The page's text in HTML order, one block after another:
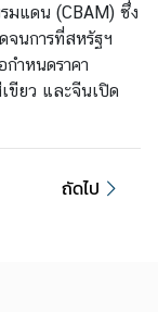
มแดน (CBAM) ซึ่ง
นการที่สหรัฐฯ
ำหนดราคา
ขียว และจีนเปิด
ถัดไป